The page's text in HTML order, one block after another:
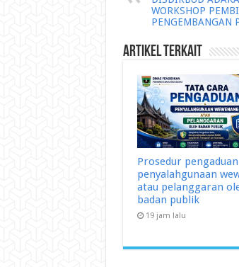
WORKSHOP
PENGEMBANGAN
Artikel Terkait
Prosedur pengaduan
penyalahgunaan
atau pelanggaran
badan publik
19 jam lalu